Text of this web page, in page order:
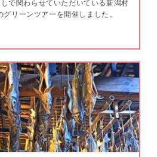
で関わらせていただいている新潟村
グリーンツアーを開催しました。